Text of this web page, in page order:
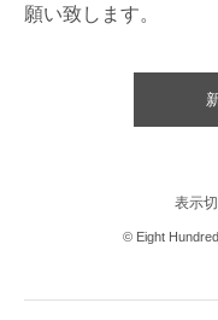
願い致します。
表示
© Eight